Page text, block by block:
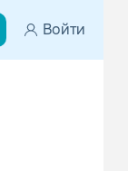
Войти